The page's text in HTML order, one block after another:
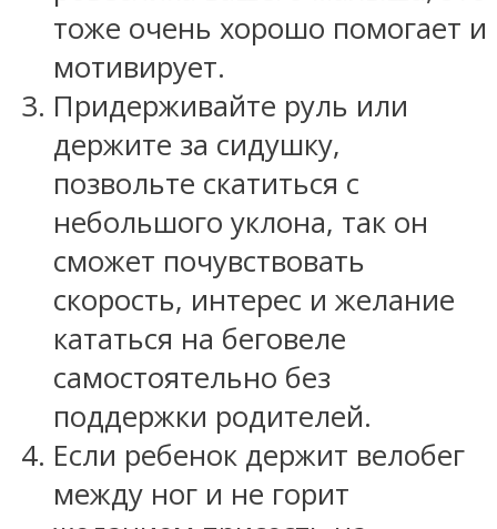
тоже очень хорошо помогает и
мотивирует.
Придерживайте руль или
держите за сидушку,
позвольте скатиться с
небольшого уклона, так он
сможет почувствовать
скорость, интерес и желание
кататься на беговеле
самостоятельно без
поддержки родителей.
Если ребенок держит велобег
между ног и не горит